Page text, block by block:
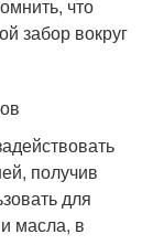
что
забор вокруг
получив
для
масла, в